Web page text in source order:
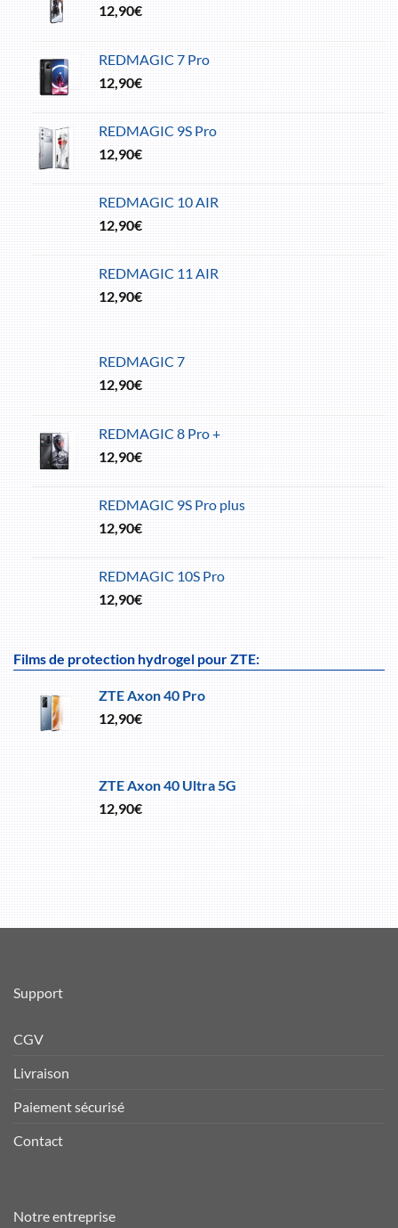
12,90€
REDMAGIC 7 Pro
12,90€
REDMAGIC 9S Pro
12,90€
REDMAGIC 10 AIR
12,90€
REDMAGIC 11 AIR
12,90€
REDMAGIC 7
12,90€
REDMAGIC 8 Pro +
12,90€
REDMAGIC 9S Pro plus
12,90€
REDMAGIC 10S Pro
12,90€
Films de protection hydrogel pour ZTE:
ZTE Axon 40 Pro
12,90€
ZTE Axon 40 Ultra 5G
12,90€
Support
CGV
Livraison
Paiement sécurisé
Contact
Notre entreprise